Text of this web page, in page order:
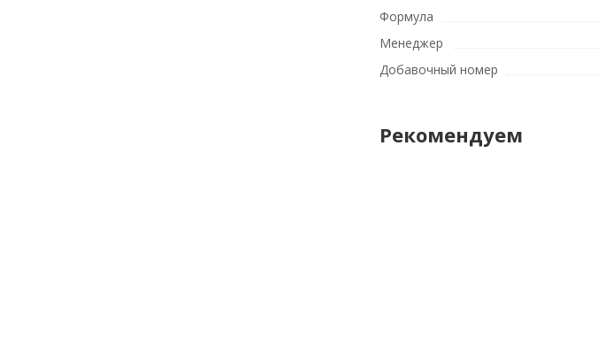
Формула
Менеджер
Добавочный номер
Рекомендуем